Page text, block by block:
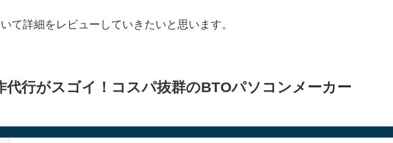
て詳細をレビューしていきたいと思います。
代行がスゴイ！コスパ抜群のBTOパソコンメーカー